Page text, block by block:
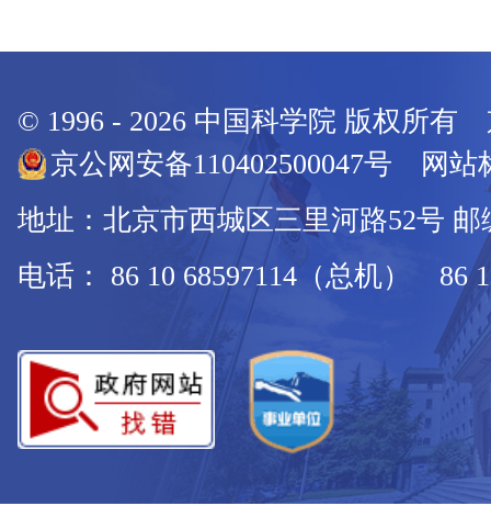
© 1996 - 2026 中国科学院 版权所有
京公网安备110402500047号 网站
地址：北京市西城区三里河路52号 邮
电话： 86 10 68597114（总机） 86